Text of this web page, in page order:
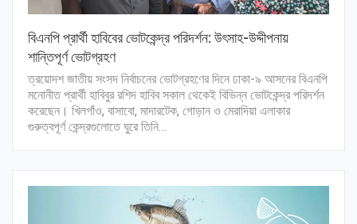
বিএনপি প্রার্থী হাবিবের ভোটকেন্দ্র পরিদর্শন: উৎসাহ-উদ্দীপনায়
শান্তিপূর্ণ ভোটগ্রহণ
ত্রয়োদশ জাতীয় সংসদ নির্বাচনের ভোটগ্রহণের দিনে ঢাকা-৯ আসনের বিএনপি
মনোনীত প্রার্থী হাবিবুর রশিদ হাবিব সকাল থেকেই বিভিন্ন ভোটকেন্দ্র পরিদর্শন
করেছেন। খিলগাঁও, বাসাবো, মাদারটেক, গোড়ান ও মেরাদিয়া এলাকার
গুরুত্বপূর্ণ কেন্দ্রগুলোতে ঘুরে তিনি…